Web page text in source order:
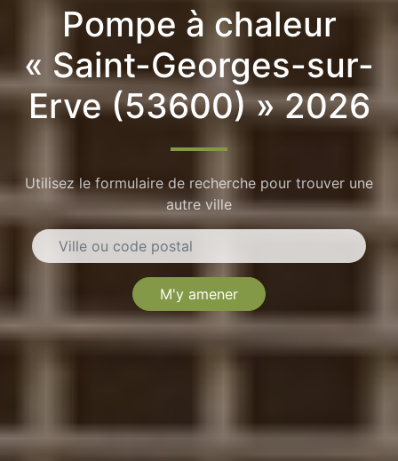
Pompe à chaleur
« Saint-Georges-sur-
Erve (53600) » 2026
Utilisez le formulaire de recherche pour trouver une
autre ville
M'y amener